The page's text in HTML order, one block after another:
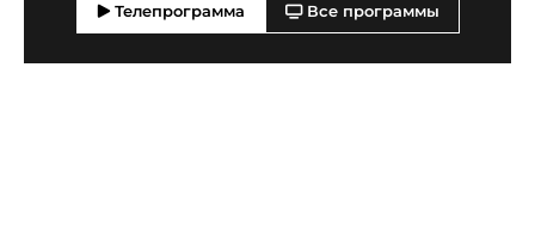
Телепрограмма Все программы